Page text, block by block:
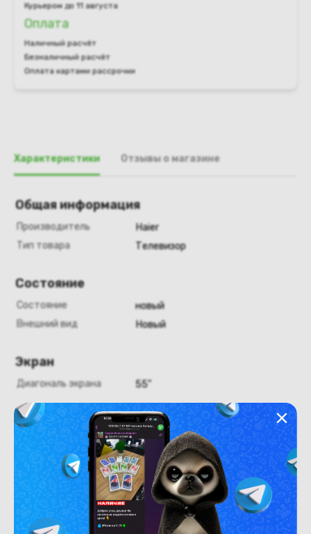
Курьером до 11 августа
Оплата
Наличный расчёт
Безналичный расчёт
Оплата картами рассрочки
Характеристики Отзывы о магазине
Общая информация
Производитель
Haier
Тип товара
Телевизор
Состояние
Состояние
новый
Внешний вид
Новый
Экран
Диагональ экрана 55"
Конструкция
Цвет серый